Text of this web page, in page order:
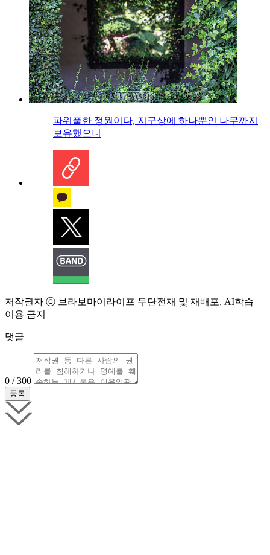
파워풀한 정원이다, 지구상에 하나뿐인 나무까지
보유했으니
저작권자 ⓒ 브라보마이라이프 무단전재 및 재배포, AI학습
이용 금지
댓글
0 / 300